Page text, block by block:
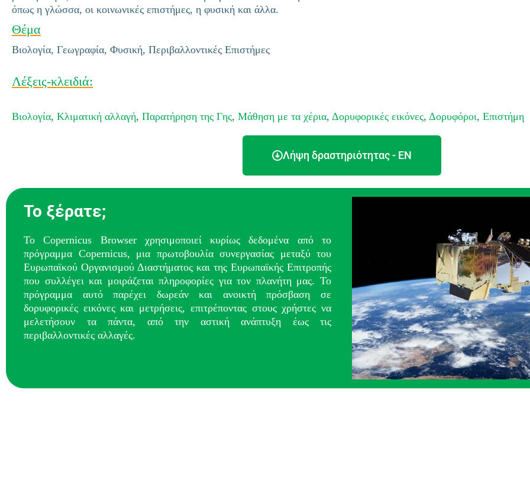
όπως η γλώσσα, οι κοινωνικές επιστήμες, η φυσική και άλλα.
Θέμα
Βιολογία, Γεωγραφία, Φυσική, Περιβαλλοντικές Επιστήμες
Λέξεις-κλειδιά:
Βιολογία, Κλιματική αλλαγή, Παρατήρηση της Γης, Μάθηση με τα χέρια, Δορυφορικές εικόνες, Δορυφόροι, Επιστήμη
Λήψη δραστηριότητας - EN
Το ξέρατε;
Το Copernicus Browser χρησιμοποιεί κυρίως δεδομένα από το
πρόγραμμα Copernicus, μια πρωτοβουλία συνεργασίας μεταξύ του
Ευρωπαϊκού Οργανισμού Διαστήματος και της Ευρωπαϊκής Επιτροπής
που συλλέγει και μοιράζεται πληροφορίες για τον πλανήτη μας. Το
πρόγραμμα αυτό παρέχει δωρεάν και ανοικτή πρόσβαση σε
δορυφορικές εικόνες και μετρήσεις, επιτρέποντας στους χρήστες να
μελετήσουν τα πάντα, από την αστική ανάπτυξη έως τις
περιβαλλοντικές αλλαγές.